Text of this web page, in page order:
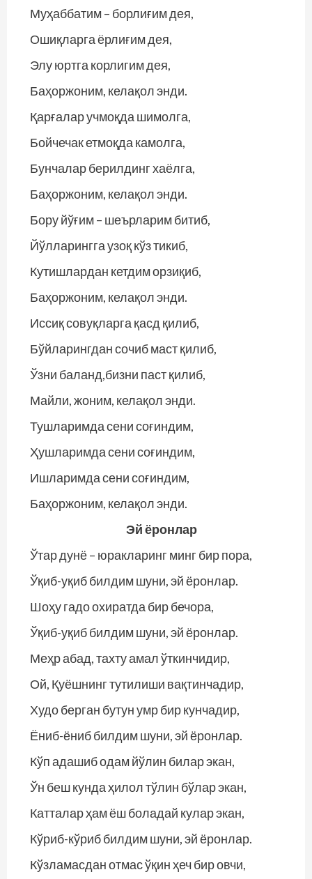
Муҳаббатим – борлиғим дея,
Ошиқларга ёрлиғим дея,
Элу юртга корлигим дея,
Баҳоржоним, келақол энди.
Қарғалар учмоқда шимолга,
Бойчечак етмоқда камолга,
Бунчалар берилдинг хаёлга,
Баҳоржоним, келақол энди.
Бору йўғим – шеърларим битиб,
Йўлларингга узоқ кўз тикиб,
Кутишлардан кетдим орзиқиб,
Баҳоржоним, келақол энди.
Иссиқ совуқларга қасд қилиб,
Бўйларингдан сочиб маст қилиб,
Ўзни баланд,бизни паст қилиб,
Майли, жоним, келақол энди.
Тушларимда сени соғиндим,
Ҳушларимда сени соғиндим,
Ишларимда сени соғиндим,
Баҳоржоним, келақол энди.
Эй ёронлар
Ўтар дунё – юракларинг минг бир пора,
Ўқиб-уқиб билдим шуни, эй ёронлар.
Шоҳу гадо охиратда бир бечора,
Ўқиб-уқиб билдим шуни, эй ёронлар.
Меҳр абад, тахту амал ўткинчидир,
Ой, Қуёшнинг тутилиши вақтинчадир,
Худо берган бутун умр бир кунчадир,
Ёниб-ёниб билдим шуни, эй ёронлар.
Кўп адашиб одам йўлин билар экан,
Ўн беш кунда ҳилол тўлин бўлар экан,
Катталар ҳам ёш боладай кулар экан,
Кўриб-кўриб билдим шуни, эй ёронлар.
Кўзламасдан отмас ўқин ҳеч бир овчи,